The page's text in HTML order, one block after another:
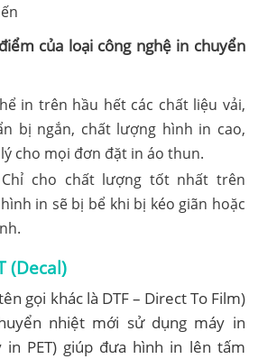
của loại công nghệ in chuyển
in trên hầu hết các chất liệu vải,
bị ngắn, chất lượng hình in cao,
cho mọi đơn đặt in áo thun.
cho chất lượng tốt nhất trên
in sẽ bị bể khi bị kéo giãn hoặc
(Decal)
gọi khác là DTF – Direct To Film)
nhiệt mới sử dụng máy in
in PET) giúp đưa hình in lên tấm